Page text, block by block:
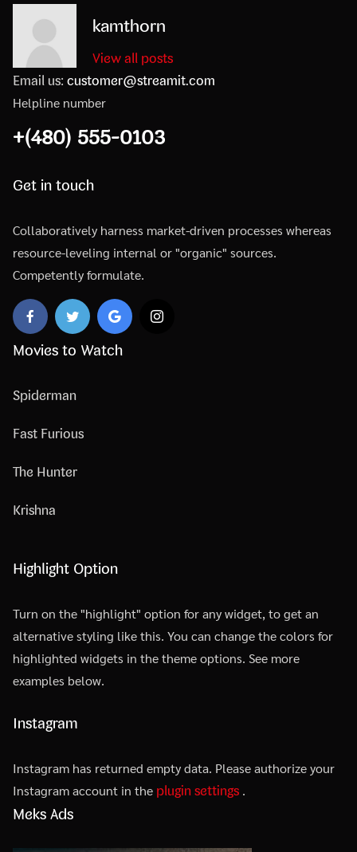
kamthorn
View all posts
Email us:customer@streamit.com
Helpline number
+(480) 555-0103
Get in touch
Collaboratively harness market-driven processes whereas
resource-leveling internal or "organic" sources.
Competently formulate.
Movies to Watch
Spiderman
Fast Furious
The Hunter
Krishna
Highlight Option
Turn on the "highlight" option for any widget, to get an
alternative styling like this. You can change the colors for
highlighted widgets in the theme options. See more
examples below.
Instagram
Instagram has returned empty data. Please authorize your
Instagram account in the plugin settings .
Meks Ads